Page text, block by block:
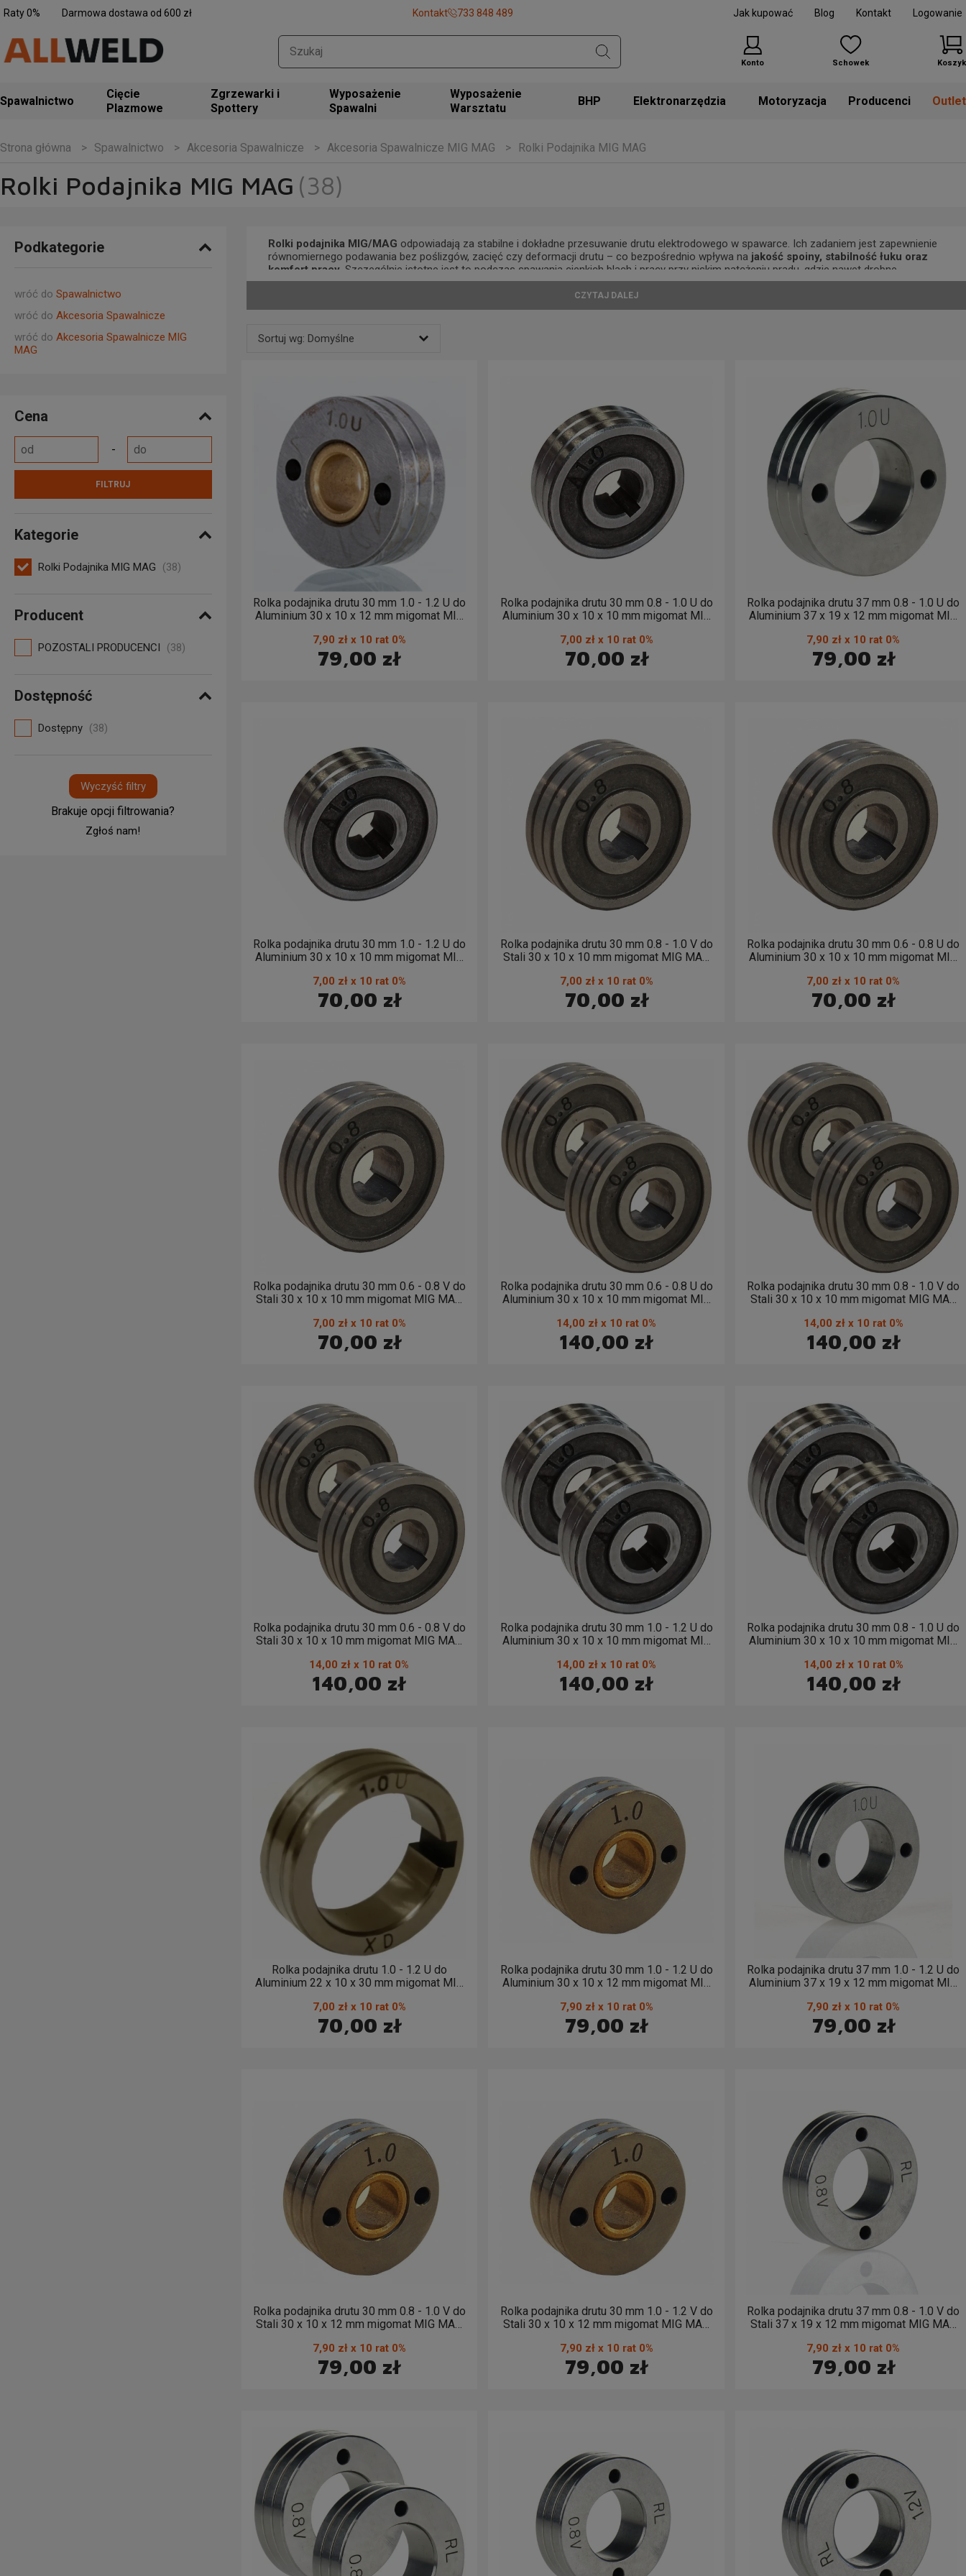
Raty 0% Darmowa dostawa od 600 zł Kontakt 733 848 489 Jak kupować Blog Kontakt Logowanie
Konto Schowek Koszyk
Spawalnictwo
Zgrzewarki i
Spottery
Wyposażenie
Spawalni
Wyposażenie
Warsztatu
BHP Motoryzacja Producenci Outlet
Strona główna Spawalnictwo Akcesoria Spawalnicze Akcesoria Spawalnicze MIG MAG Rolki Podajnika MIG MAG
Rolki Podajnika MIG MAG (38)
Podkategorie
wróć do Spawalnictwo
wróć do Akcesoria Spawalnicze
wróć do Akcesoria Spawalnicze MIG
MAG
Cena
FILTRUJ
Kategorie
Rolki Podajnika MIG MAG (38)
Producent
POZOSTALI PRODUCENCI (38)
Dostępność
Dostępny (38)
Wyczyść filtry
Brakuje opcji filtrowania?
Zgłoś nam!
Rolki podajnika MIG/MAG odpowiadają za stabilne i dokładne przesuwanie drutu elektrodowego w spawarce. Ich zadaniem jest zapewnienie
równomiernego podawania bez poślizgów, zacięć czy deformacji drutu – co bezpośrednio wpływa na jakość spoiny, stabilność łuku oraz
komfort pracy . Szczególnie istotne jest to podczas spawania cienkich blach i pracy przy niskim natężeniu prądu, gdzie nawet drobne
zakłócenia mogą prowadzić do przetopów lub porowatości.
ściskania drutu
Dla pełnej kompatybilności systemu podającego sprawdź również dostępnekońcówki prądowe uchwyty MIG MAGorazdruty spawalnicze
CZYTAJ DALEJ
Sortuj wg: Domyślne
Nazwa produktu od A do Z
Nazwa produktu od Z do A
Od najniższej ceny
Od najwyższej ceny
Od najnowszego produktu
Rolka podajnika drutu 30 mm 1.0 - 1.2 U do
Aluminium 30 x 10 x 12 mm migomat MIG
79,00 zł
7,90 zł x 10 rat 0%
Rolka podajnika drutu 30 mm 0.8 - 1.0 U do
Aluminium 30 x 10 x 10 mm migomat MIG
70,00 zł
7,00 zł x 10 rat 0%
Rolka podajnika drutu 37 mm 0.8 - 1.0 U do
Aluminium 37 x 19 x 12 mm migomat MIG
79,00 zł
7,90 zł x 10 rat 0%
Rolka podajnika drutu 30 mm 1.0 - 1.2 U do
Aluminium 30 x 10 x 10 mm migomat MIG
70,00 zł
7,00 zł x 10 rat 0%
Rolka podajnika drutu 30 mm 0.8 - 1.0 V do
Stali 30 x 10 x 10 mm migomat MIG MAG
70,00 zł
7,00 zł x 10 rat 0%
Rolka podajnika drutu 30 mm 0.6 - 0.8 U do
Aluminium 30 x 10 x 10 mm migomat MIG
70,00 zł
7,00 zł x 10 rat 0%
Rolka podajnika drutu 30 mm 0.6 - 0.8 V do
Stali 30 x 10 x 10 mm migomat MIG MAG
70,00 zł
7,00 zł x 10 rat 0%
Rolka podajnika drutu 30 mm 0.6 - 0.8 U do
Aluminium 30 x 10 x 10 mm migomat MIG
140,00 zł
14,00 zł x 10 rat 0%
Rolka podajnika drutu 30 mm 0.8 - 1.0 V do
Stali 30 x 10 x 10 mm migomat MIG MAG
140,00 zł
14,00 zł x 10 rat 0%
Rolka podajnika drutu 30 mm 0.6 - 0.8 V do
Stali 30 x 10 x 10 mm migomat MIG MAG
140,00 zł
14,00 zł x 10 rat 0%
Rolka podajnika drutu 30 mm 1.0 - 1.2 U do
Aluminium 30 x 10 x 10 mm migomat MIG
140,00 zł
14,00 zł x 10 rat 0%
Rolka podajnika drutu 30 mm 0.8 - 1.0 U do
Aluminium 30 x 10 x 10 mm migomat MIG
140,00 zł
14,00 zł x 10 rat 0%
Rolka podajnika drutu 1.0 - 1.2 U do
Aluminium 22 x 10 x 30 mm migomat MIG
70,00 zł
7,00 zł x 10 rat 0%
Rolka podajnika drutu 30 mm 1.0 - 1.2 U do
Aluminium 30 x 10 x 12 mm migomat MIG
79,00 zł
7,90 zł x 10 rat 0%
Rolka podajnika drutu 37 mm 1.0 - 1.2 U do
Aluminium 37 x 19 x 12 mm migomat MIG
79,00 zł
7,90 zł x 10 rat 0%
Rolka podajnika drutu 30 mm 0.8 - 1.0 V do
Stali 30 x 10 x 12 mm migomat MIG MAG
79,00 zł
7,90 zł x 10 rat 0%
Rolka podajnika drutu 30 mm 1.0 - 1.2 V do
Stali 30 x 10 x 12 mm migomat MIG MAG
79,00 zł
7,90 zł x 10 rat 0%
Rolka podajnika drutu 37 mm 0.8 - 1.0 V do
Stali 37 x 19 x 12 mm migomat MIG MAG
79,00 zł
7,90 zł x 10 rat 0%